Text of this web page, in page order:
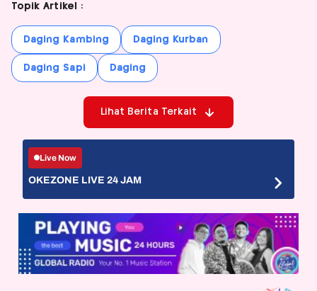
Topik Artikel :
Daging Kambing Daging Kurban
Daging Sapi Daging
Lihat Berita Terkait
Live Now
OKEZONE LIVE 24 JAM